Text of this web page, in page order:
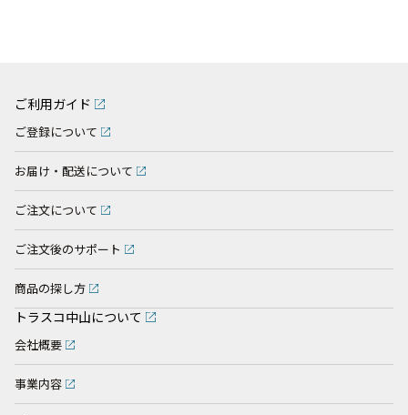
ご利用ガイド
ご登録について
お届け・配送について
ご注文について
ご注文後のサポート
商品の探し方
トラスコ中山について
会社概要
事業内容